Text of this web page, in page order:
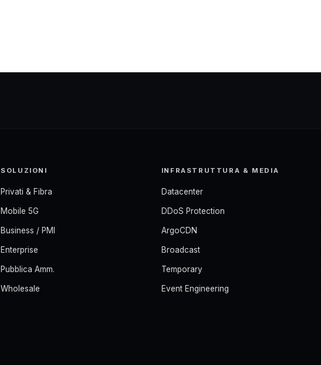
SOLUZIONI
Privati & Fibra
Mobile 5G
Business / PMI
Enterprise
Pubblica Amm.
Wholesale
INFRASTRUTTURA & MEDIA
Datacenter
DDoS Protection
ArgoCDN
Broadcast
Temporary
Event Engineering